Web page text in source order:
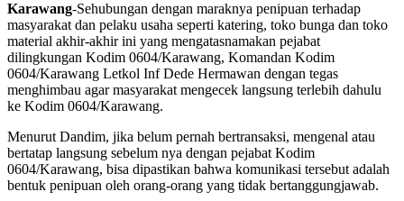
Karawang-Sehubungan dengan maraknya penipuan terhadap
masyarakat dan pelaku usaha seperti katering, toko bunga dan toko
material akhir-akhir ini yang mengatasnamakan pejabat
dilingkungan Kodim 0604/Karawang, Komandan Kodim
0604/Karawang Letkol Inf Dede Hermawan dengan tegas
menghimbau agar masyarakat mengecek langsung terlebih dahulu
ke Kodim 0604/Karawang.
Menurut Dandim, jika belum pernah bertransaksi, mengenal atau
bertatap langsung sebelum nya dengan pejabat Kodim
0604/Karawang, bisa dipastikan bahwa komunikasi tersebut adalah
bentuk penipuan oleh orang-orang yang tidak bertanggungjawab.